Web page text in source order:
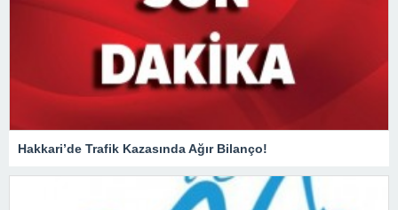
Hakkari’de Trafik Kazasında Ağır Bilanço!